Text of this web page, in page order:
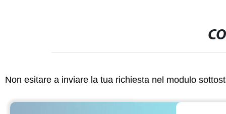
Non esitare a inviare la tua richiesta nel modulo